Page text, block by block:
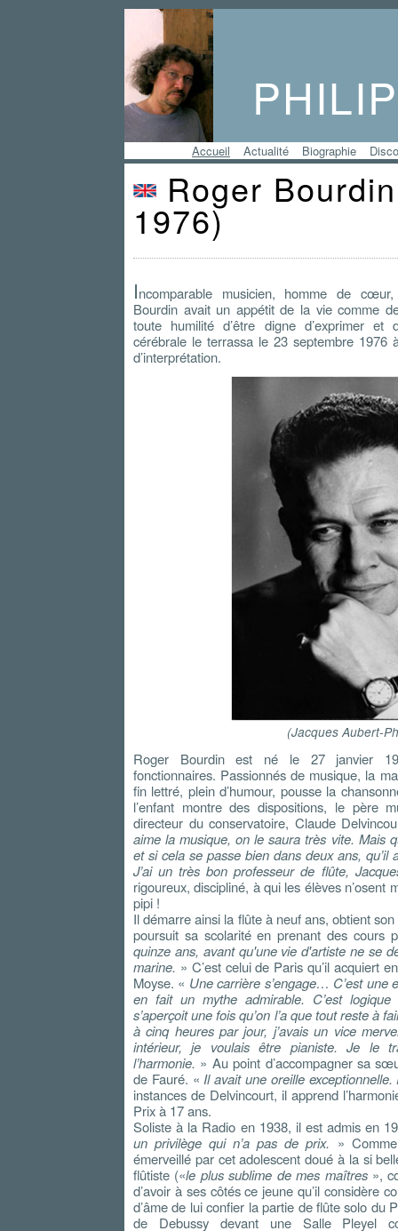
Accueil Actualité Biographie
Roger
1976)
Incomparable musicien, homme de
Bourdin avait un appétit de la vie comme
toute humilité d’être digne d’exprimer et
cérébrale le terrassa le 23 septembre 1976
d’interprétation.
(Jacques Aubert-
Roger Bourdin est né le 27 janvier
fonctionnaires. Passionnés de musique, la
fin lettré, plein d’humour, pousse la
l’enfant montre des dispositions, le père
directeur du conservatoire, Claude
aime la musique, on le saura très vite. Mais
et si cela se passe bien dans deux ans,
J’ai un très bon professeur de flûte,
rigoureux, discipliné, à qui les élèves n’osent
pipi !
Il démarre ainsi la flûte à neuf ans, obtient
poursuit sa scolarité en prenant des cours
quinze ans, avant qu'une vie d'artiste ne se
marine. » C’est celui de Paris qu’il acquiert
Moyse. « Une carrière s’engage… C’est une
en fait un mythe admirable. C’est
s’aperçoit une fois qu’on l’a que tout reste à
à cinq heures par jour, j’avais un vice
intérieur, je voulais être pianiste. Je le
l’harmonie. » Au point d’accompagner sa
de Fauré. « Il avait une oreille
instances de Delvincourt, il apprend
Prix à 17 ans.
Soliste à la Radio en 1938, il est admis en
un privilège qui n’a pas de prix. »
émerveillé par cet adolescent doué à la si
flûtiste («le plus sublime de mes maîtres»,
d’avoir à ses côtés ce jeune qu’il considère
d’âme de lui confier la partie de flûte solo du
de Debussy devant une Salle Pleyel